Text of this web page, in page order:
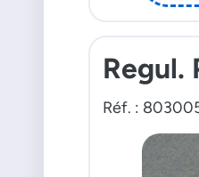
Regul.
Réf. :